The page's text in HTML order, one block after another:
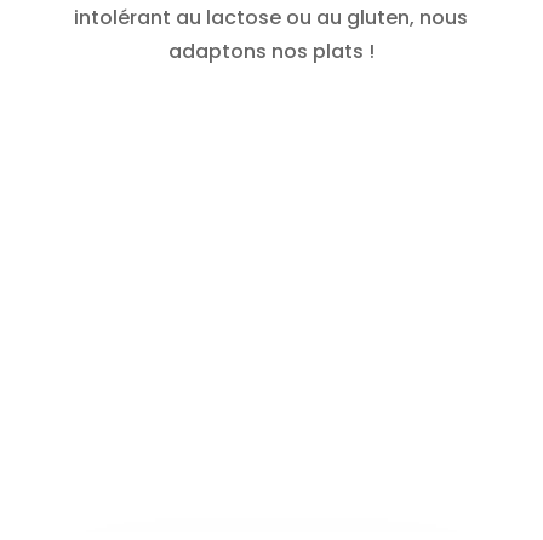
intolérant au lactose ou au gluten, nous
adaptons nos plats !